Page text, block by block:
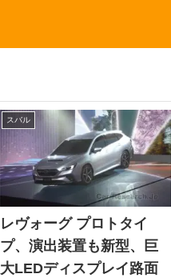
スバル
レヴォーグ プロトタイ
プ、演出装置も新型、巨
大LEDディスプレイ路面